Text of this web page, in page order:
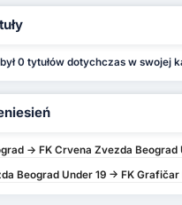
0 tytułów dotychczas w swojej
-> FK Crvena Zvezda Beograd
Beograd Under 19 -> FK